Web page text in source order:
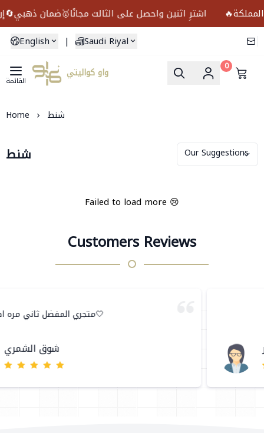
🔥اشترِ اثنين واحصل على الثالث مجانًا🥇ضمان ذهبي🔄إرجاع مجاني🚚
English
| Saudi Riyal
القائمة واو كواليتي 0
Home شنط
شنط
Failed to load more 😢
Customers Reviews